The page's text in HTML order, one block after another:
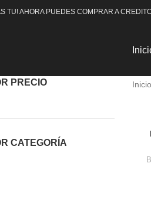
TU! AHORA PUEDES COMPRAR A
PRECIO
CATEGORÍA
Inicio